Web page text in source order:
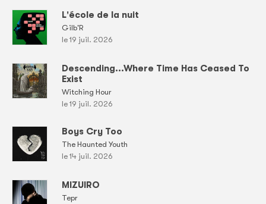
L'école de la nuit
Gilb'R
le 19 juil. 2026
Descending...Where Time Has Ceased To
Exist
Witching Hour
le 19 juil. 2026
Boys Cry Too
The Haunted Youth
le 14 juil. 2026
MIZUIRO
Tepr